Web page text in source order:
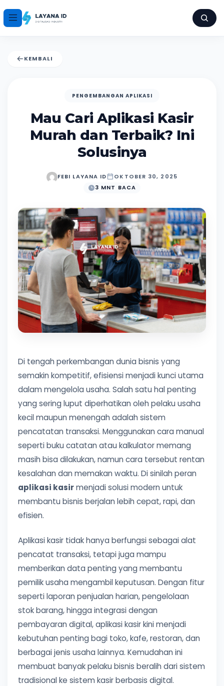
KEMBALI
PENGEMBANGAN APLIKASI
Mau Cari Aplikasi Kasir
Murah dan Terbaik? Ini
Solusinya
FEBI LAYANA ID
OKTOBER 30, 2025
3 MNT BACA
Di tengah perkembangan dunia bisnis yang
semakin kompetitif, efisiensi menjadi kunci utama
dalam mengelola usaha. Salah satu hal penting
yang sering luput diperhatikan oleh pelaku usaha
kecil maupun menengah adalah sistem
pencatatan transaksi. Menggunakan cara manual
seperti buku catatan atau kalkulator memang
masih bisa dilakukan, namun cara tersebut rentan
kesalahan dan memakan waktu. Di sinilah peran
aplikasi kasirmenjadi solusi modern untuk
membantu bisnis berjalan lebih cepat, rapi, dan
efisien.
Aplikasi kasir tidak hanya berfungsi sebagai alat
pencatat transaksi, tetapi juga mampu
memberikan data penting yang membantu
pemilik usaha mengambil keputusan. Dengan fitur
seperti laporan penjualan harian, pengelolaan
stok barang, hingga integrasi dengan
pembayaran digital, aplikasi kasir kini menjadi
kebutuhan penting bagi toko, kafe, restoran, dan
berbagai jenis usaha lainnya. Kemudahan ini
membuat banyak pelaku bisnis beralih dari sistem
tradisional ke sistem kasir berbasis digital.